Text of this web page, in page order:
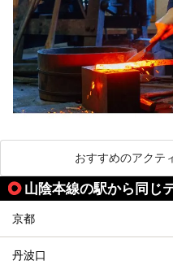
おすすめのアクテ
山陰本線の駅から同じ
京都
丹波口